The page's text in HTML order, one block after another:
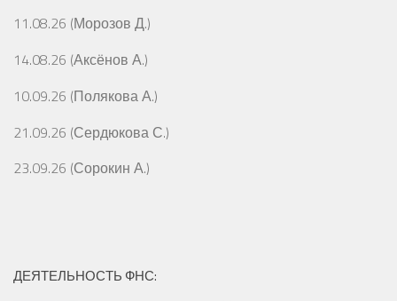
11.08.26 (Морозов Д.)
14.08.26 (Аксёнов А.)
10.09.26 (Полякова А.)
21.09.26 (Сердюкова С.)
23.09.26 (Сорокин А.)
ДЕЯТЕЛЬНОСТЬ ФНС: